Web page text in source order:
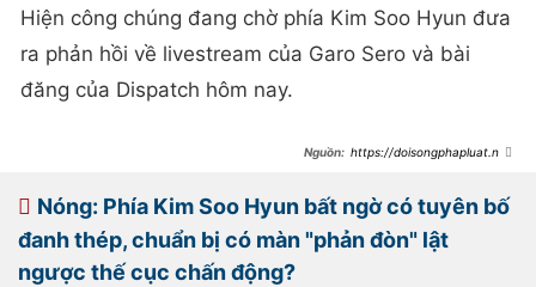
Hiện công chúng đang chờ phía Kim Soo Hyun đưa
ra phản hồi về livestream của Garo Sero và bài
đăng của Dispatch hôm nay.
https://doisongphapluat.ngu
dien-vien-1-lan-ke-het-chuyen-
thao-tung-tam-ly-a515974.html
Nóng: Phía Kim Soo Hyun bất ngờ có tuyên bố
đanh thép, chuẩn bị có màn "phản đòn" lật
ngược thế cục chấn động?